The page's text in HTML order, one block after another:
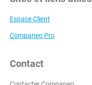
Espace Client
Companeo Pro
Contact